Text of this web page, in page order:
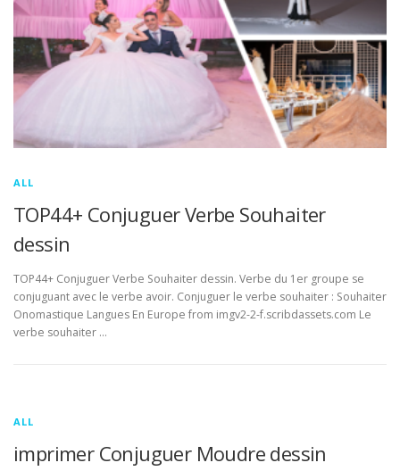
ALL
TOP44+ Conjuguer Verbe Souhaiter
dessin
TOP44+ Conjuguer Verbe Souhaiter dessin. Verbe du 1er groupe se
conjuguant avec le verbe avoir. Conjuguer le verbe souhaiter : Souhaiter
Onomastique Langues En Europe from imgv2-2-f.scribdassets.com Le
verbe souhaiter …
ALL
imprimer Conjuguer Moudre dessin